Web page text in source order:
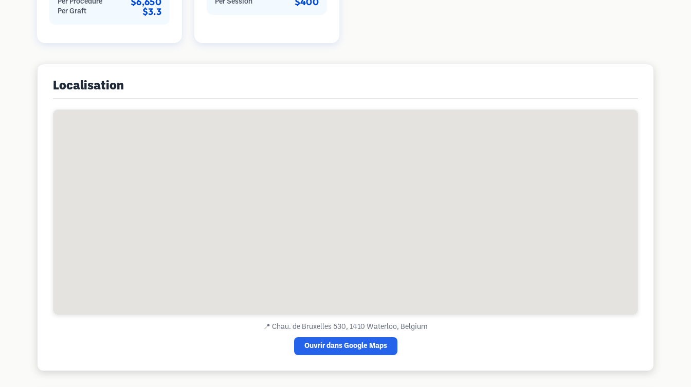
follicules sont ensuite implantés
dans les sites receveurs des zones
Per Procedure
Per Graft $3.3
dans les plaquettes peuvent stimuler
Per Session
Localisation
📍 Chau. de Bruxelles 530, 1410 Waterloo, Belgium
Ouvrir dans Google Maps